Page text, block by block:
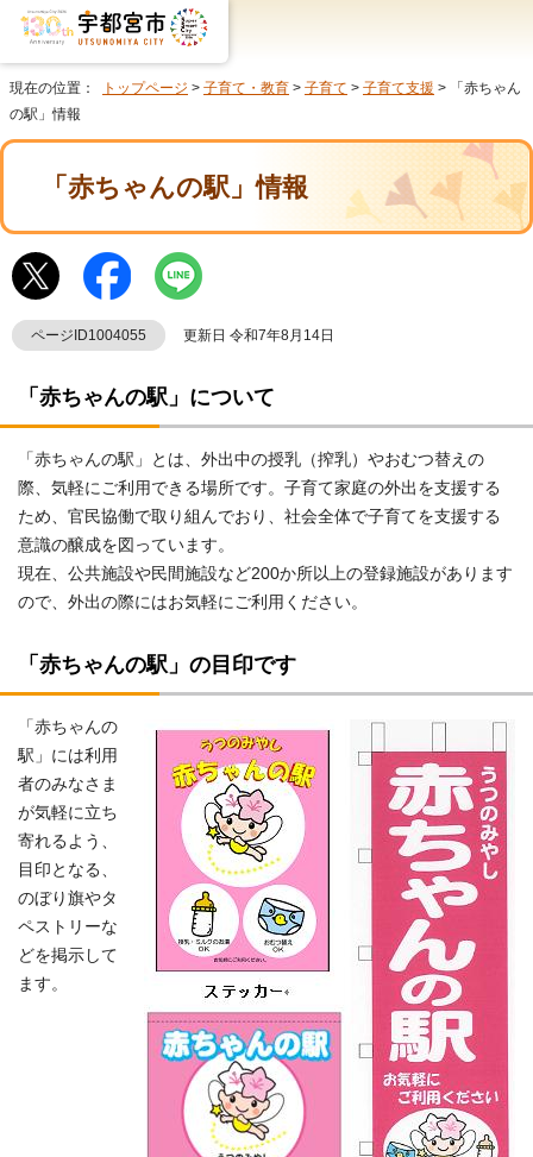
現在の位置： トップページ > 子育て・教育 > 子育て > 子育て支援 > 「赤ちゃん
の駅」情報
「赤ちゃんの駅」情報
ページID1004055 更新日 令和7年8月14日
「赤ちゃんの駅」について
「赤ちゃんの駅」とは、外出中の授乳（搾乳）やおむつ替えの
際、気軽にご利用できる場所です。子育て家庭の外出を支援する
ため、官民協働で取り組んでおり、社会全体で子育てを支援する
意識の醸成を図っています。
現在、公共施設や民間施設など200か所以上の登録施設があります
ので、外出の際にはお気軽にご利用ください。
「赤ちゃんの駅」の目印です
「赤ちゃんの
駅」には利用
者のみなさま
が気軽に立ち
寄れるよう、
目印となる、
のぼり旗やタ
ペストリーな
どを掲示して
ます。